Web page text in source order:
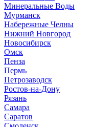
Минеральные Воды
Мурманск
Набережные Челны
Нижний Новгород
Новосибирск
Омск
Пенза
Пермь
Петрозаводск
Ростов-на-Дону
Рязань
Самара
Саратов